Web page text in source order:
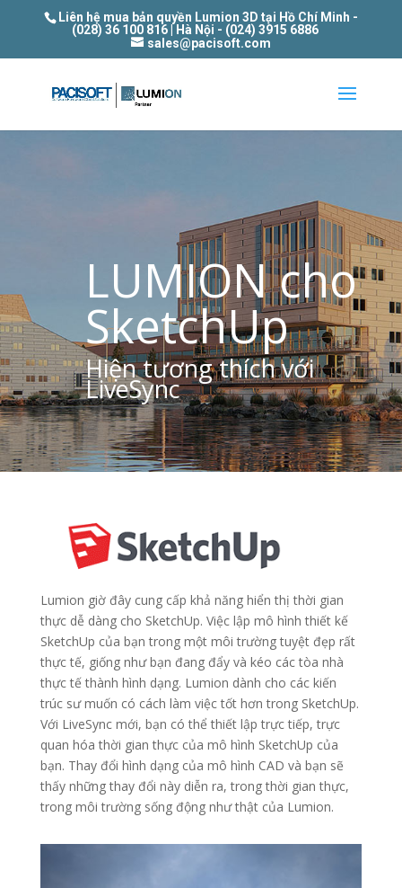
Liên hệ mua bản quyền Lumion 3D tại Hồ Chí Minh -
(028) 36 100 816 | Hà Nội - (024) 3915 6886
sales@pacisoft.com
LUMION cho
SketchUp
Hiện tương thích với
LiveSync
Lumion giờ đây cung cấp khả năng hiển thị thời gian
thực dễ dàng cho SketchUp. Việc lập mô hình thiết kế
SketchUp của bạn trong một môi trường tuyệt đẹp rất
thực tế, giống như bạn đang đẩy và kéo các tòa nhà
thực tế thành hình dạng. Lumion dành cho các kiến ​​
trúc sư muốn có cách làm việc tốt hơn trong SketchUp.
Với LiveSync mới, bạn có thể thiết lập trực tiếp, trực
quan hóa thời gian thực của mô hình SketchUp của
bạn. Thay đổi hình dạng của mô hình CAD và bạn sẽ
thấy những thay đổi này diễn ra, trong thời gian thực,
trong môi trường sống động như thật của Lumion.